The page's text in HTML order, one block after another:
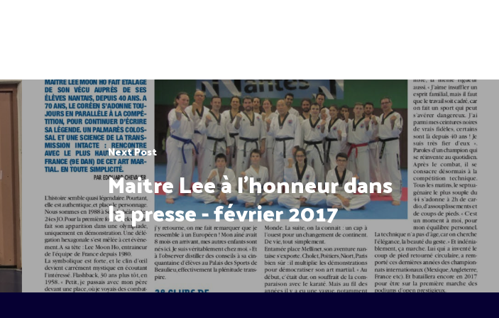
Next Post
Maitre Lee à l'honneur dans
la presse - février 2017